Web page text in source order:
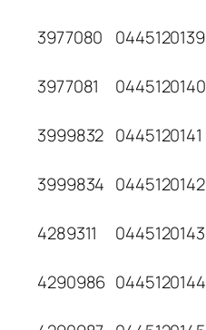
3977080 0445120139
3977081 0445120140
3999832 0445120141
3999834 0445120142
4289311 0445120143
4290986 0445120144